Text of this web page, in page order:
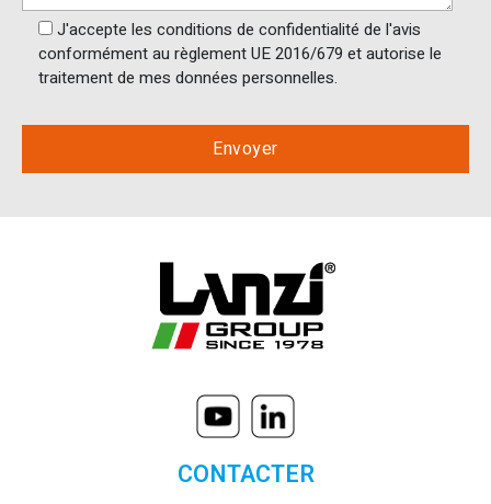
J'accepte les conditions de confidentialité de l'avis
conformément au règlement UE 2016/679 et autorise le
traitement de mes données personnelles.
CONTACTER